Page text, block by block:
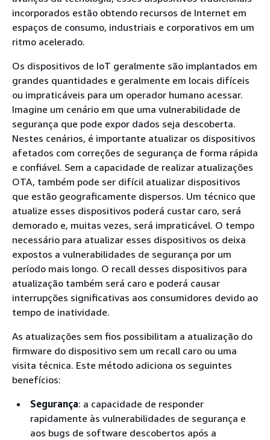
incorporados estão obtendo recursos de Internet em
espaços de consumo, industriais e corporativos em um
ritmo acelerado.
Os dispositivos de IoT geralmente são implantados em
grandes quantidades e geralmente em locais difíceis
ou impraticáveis para um operador humano acessar.
Imagine um cenário em que uma vulnerabilidade de
segurança que pode expor dados seja descoberta.
Nestes cenários, é importante atualizar os dispositivos
afetados com correções de segurança de forma rápida
e confiável. Sem a capacidade de realizar atualizações
OTA, também pode ser difícil atualizar dispositivos
que estão geograficamente dispersos. Um técnico que
atualize esses dispositivos poderá custar caro, será
demorado e, muitas vezes, será impraticável. O tempo
necessário para atualizar esses dispositivos os deixa
expostos a vulnerabilidades de segurança por um
período mais longo. O recall desses dispositivos para
atualização também será caro e poderá causar
interrupções significativas aos consumidores devido ao
tempo de inatividade.
As atualizações sem fios possibilitam a atualização do
firmware do dispositivo sem um recall caro ou uma
visita técnica. Este método adiciona os seguintes
benefícios:
Segurança: a capacidade de responder
rapidamente às vulnerabilidades de segurança e
aos bugs de software descobertos após a